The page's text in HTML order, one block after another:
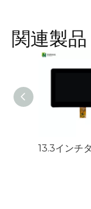
関連製品